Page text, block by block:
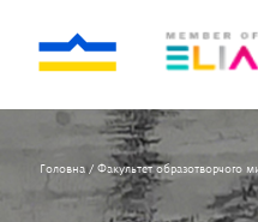
Головна / Факультет образотворчого